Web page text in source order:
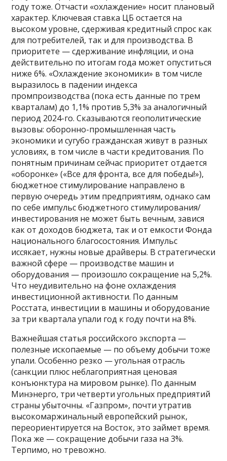
году тоже. Отчасти «охлаждение» носит плановый
характер. Ключевая ставка ЦБ остается на
высоком уровне, сдерживая кредитный спрос как
для потребителей, так и для производства. В
приоритете — сдерживание инфляции, и она
действительно по итогам года может опуститься
ниже 6%. «Охлаждение экономики» в том числе
выразилось в падении индекса
промпроизводства (пока есть данные по трем
кварталам) до 1,1% против 5,3% за аналогичный
период 2024-го. Сказываются геополитические
вызовы: оборонно-промышленная часть
экономики и сугубо гражданская живут в разных
условиях, в том числе в части кредитования. По
понятным причинам сейчас приоритет отдается
«оборонке» («Все для фронта, все для победы!»),
бюджетное стимулирование направлено в
первую очередь этим предприятиям, однако сам
по себе импульс бюджетного стимулирования/
инвестирования не может быть вечным, завися
как от доходов бюджета, так и от емкости Фонда
национального благосостояния. Импульс
иссякает, нужны новые драйверы. В стратегически
важной сфере — производстве машин и
оборудования — произошло сокращение на 5,2%.
Что неудивительно на фоне охлаждения
инвестиционной активности. По данным
Росстата, инвестиции в машины и оборудование
за три квартала упали год к году почти на 8%.
Важнейшая статья российского экспорта —
полезные ископаемые — по объему добычи тоже
упали. Особенно резко — угольная отрасль
(санкции плюс неблагоприятная ценовая
конъюнктура на мировом рынке). По данным
Минэнерго, три четверти угольных предприятий
страны убыточны. «Газпром», почти утратив
высокомаржинальный европейский рынок,
переориентируется на Восток, это займет время.
Пока же — сокращение добычи газа на 3%.
Терпимо, но тревожно.